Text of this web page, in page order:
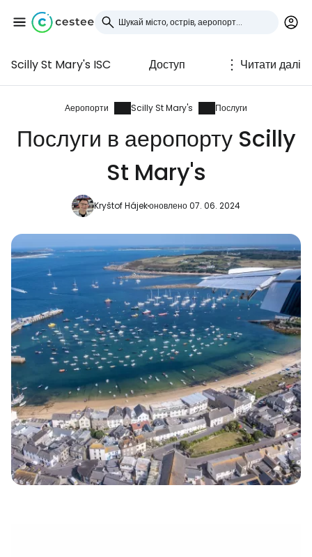
Scilly St Mary's ISC Доступ Читати далі
Аеропорти Scilly St Mary's Послуги
Послуги в аеропорту Scilly
St Mary's
Kryštof Hájekоновлено 07. 06. 2024
Увійдіть до Cestee
... світова туристична спільнота
Продовжуйте з Google
Продовжуйте у Facebook
Продовжити з email